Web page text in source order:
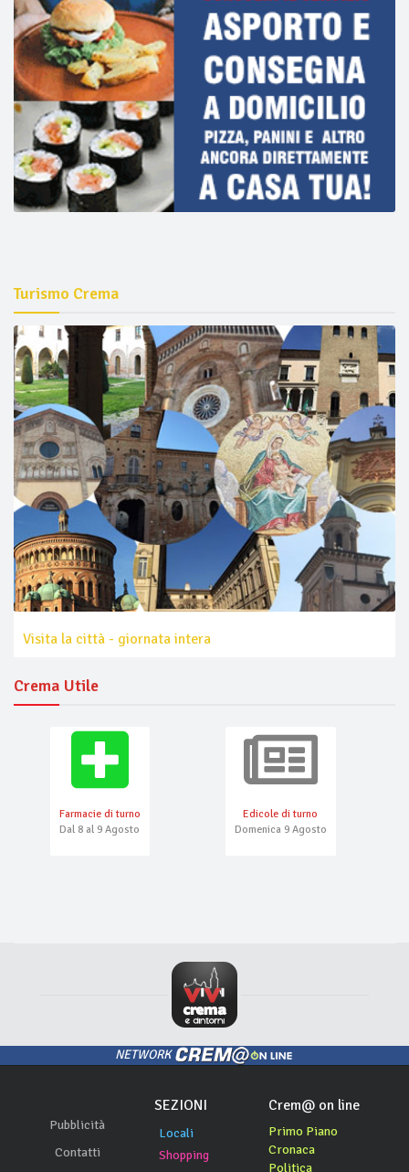
Turismo Crema
Visita la città - giornata intera
Crema Utile
Farmacie di turno
Dal 8 al 9 Agosto
Edicole di turno
Domenica 9 Agosto
NETWORK
Pubblicità
Contatti
SEZIONI
Locali
Shopping
Crem@ on line
Primo Piano
Cronaca
Politica